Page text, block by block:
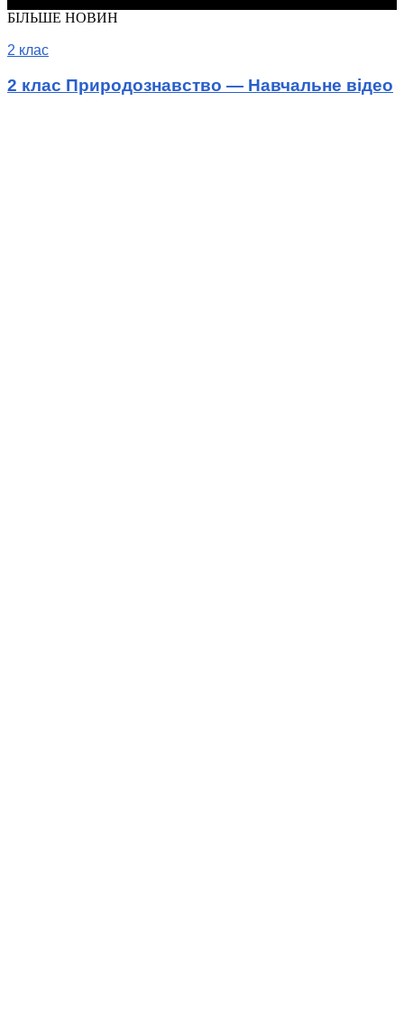
БІЛЬШЕ НОВИН
2 клас
2 клас Природознавство — Навчальне відео